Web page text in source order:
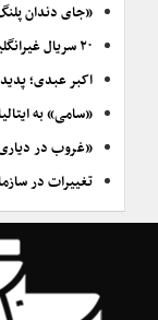
«جای دندان
۲۰ سریال غیرانگلیسی‌زبان برگزیده سال‌های اخیر
اکبر عبدی؛
«سامی» به
«غروب در
تغییرات در